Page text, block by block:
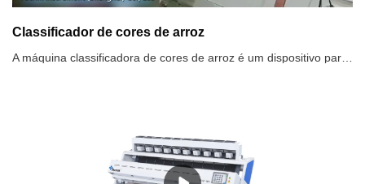
Classificador de cores de arroz
A máquina classificadora de cores de arroz é um dispositivo para classificar automaticamente o material defeituoso em vários arroz usando a tecnologia de detecção optoeletrônica de acordo com a diferença das características ópticas dos materiais.Características dos classificadores de cores de arroz Techik:1. Equipado com um sensor colorido de alta definição de 5400 pixels, função de instantâneo de alta definição, restauração perfeita da cor verdadeira do material, ampliação de fotos em 8 vezes, velocidade de digitalização linear ultra-alta velocidade, melhoria da capacidade para identificar com precisão pequenos defeitos.2. O sistema inteligente de algoritmo de fácil classificação de vários tipos aprimora os recursos de análise e processamento paralelos, com configuração de uma tecla de modos de classificação, que podem realizar classificação independente de várias cores, classificação positiva, classificação reversa, classificação múltipla etc., então, eventualmente alcançando a classificação durável e estável com efeito mais proeminente.3. Fonte de luz fria LED de alto brilho, iluminação sem sombras, para garantir um ambiente de iluminação estável e durável.4. Partículas transparentes, plásticas e não metálicas e partículas de diferentes cores, tamanhos, formas e até propriedades físicas podem ser classificadas. O sensor infravermelho tem sido amplamente utilizado na classificação de cores quando há sobreposição de materiais. Após a perspectiva efetiva, o objeto selecionado pode ser classificado com eficiência.